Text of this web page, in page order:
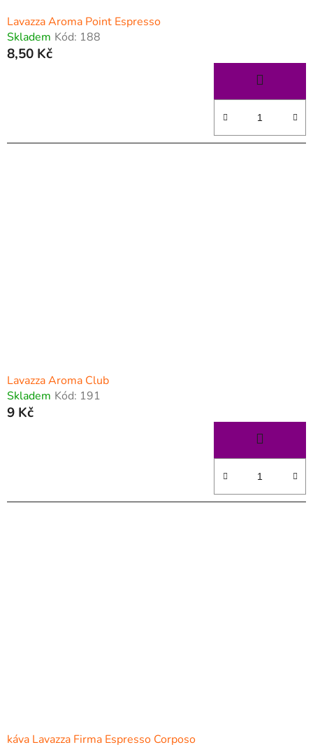
Lavazza Aroma Point Espresso
Skladem Kód: 188
8,50 Kč
Lavazza Aroma Club
Skladem Kód: 191
9 Kč
káva Lavazza Firma Espresso Corposo